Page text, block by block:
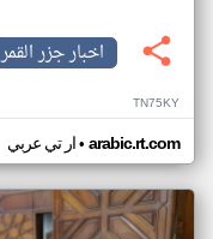
اخبار جزر القمر
TN75KY
ار تي عربي• arabic.rt.com